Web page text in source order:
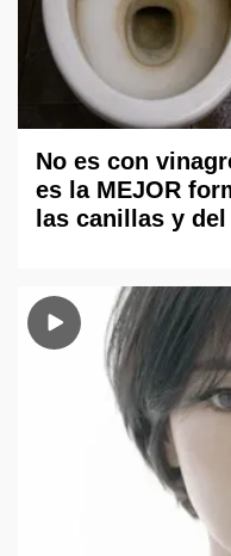
No es con
es la MEJOR
las canillas y